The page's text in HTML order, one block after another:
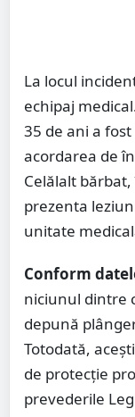
La locul
echipaj
35 de ani a
acordarea de
Celălalt
prezenta
unitate
Conform
niciunul dintre
depună
Totodată,
de protecție
prevederile